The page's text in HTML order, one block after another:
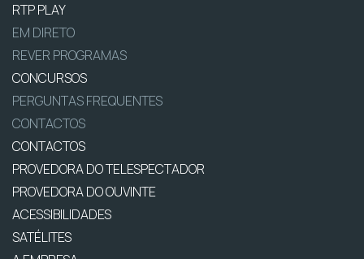
RTP PLAY
EM DIRETO
REVER PROGRAMAS
CONCURSOS
PERGUNTAS FREQUENTES
CONTACTOS
CONTACTOS
PROVEDORA DO TELESPECTADOR
PROVEDORA DO OUVINTE
ACESSIBILIDADES
SATÉLITES